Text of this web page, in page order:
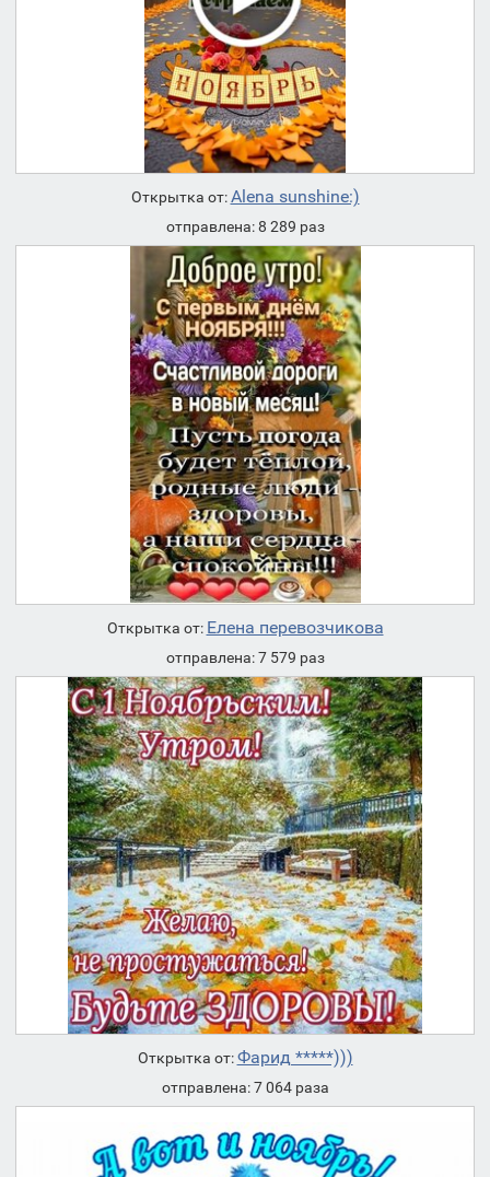
Открытка от:Alena sunshine:)
отправлена: 8 289 раз
Открытка от: Елена перевозчикова
отправлена: 7 579 раз
Открытка от:Фарид *****)))
отправлена: 7 064 раза